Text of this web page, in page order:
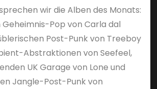
wir die Alben des Monats:
Pop von Carla dal
Post-Punk von Treeboy
Abstraktionen von Seefeel,
UK Garage von Lone und
Jangle-Post-Punk von